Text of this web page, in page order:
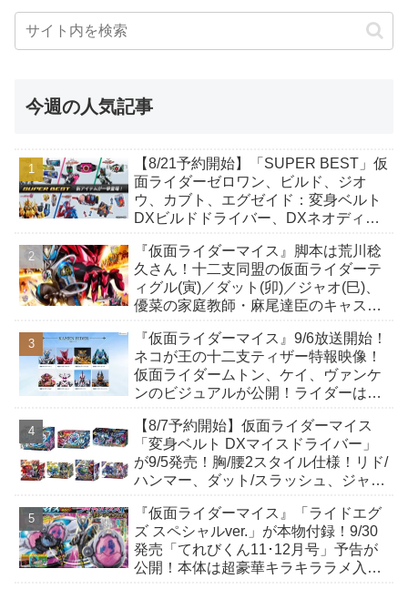
今週の人気記事
【8/21予約開始】「SUPER BEST」仮
面ライダーゼロワン、ビルド、ジオ
ウ、カブト、エグゼイド：変身ベルト
DXビルドドライバー、DXネオディケ
か12点！
『仮面ライダーマイス』脚本は荒川稔
久さん！十二支同盟の仮面ライダーテ
ィグル(寅)／ダット(卯)／ジャオ(巳)、
優菜の家庭教師・麻尾達臣のキャスト
んも変身！
『仮面ライダーマイス』9/6放送開始！
ネコが王の十二支ティザー特報映像！
仮面ライダームトン、ケイ、ヴァンケ
ンのビジュアルが公開！ライダーは子
【8/7予約開始】仮面ライダーマイス
「変身ベルト DXマイスドライバー」
が9/5発売！胸/腰2スタイル仕様！リド/
ハンマー、ダット/スラッシュ、ジャ
クルも！
『仮面ライダーマイス』「ライドエグ
ズ スペシャルver.」が本物付録！9/30
発売「てれびくん11･12月号」予告が
公開！本体は超豪華キラキララメ入